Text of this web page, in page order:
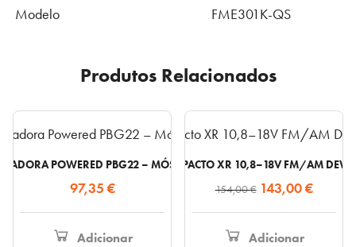
Modelo
FME301K-QS
Produtos Relacionados
POWERED PBG22 – MÓS 200MM
97,35€
Adicionar
RÁDIO COMPACTO XR 10,8–18V FM/AM
154,00€ O
preço
original
143,00€O
preço
Adicionar